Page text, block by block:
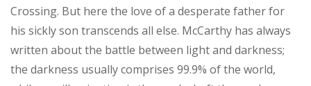
Crossing. But here the love of a desperate father for
his sickly son transcends all else. McCarthy has always
written about the battle between light and darkness;
the darkness usually comprises 99.9% of the world,